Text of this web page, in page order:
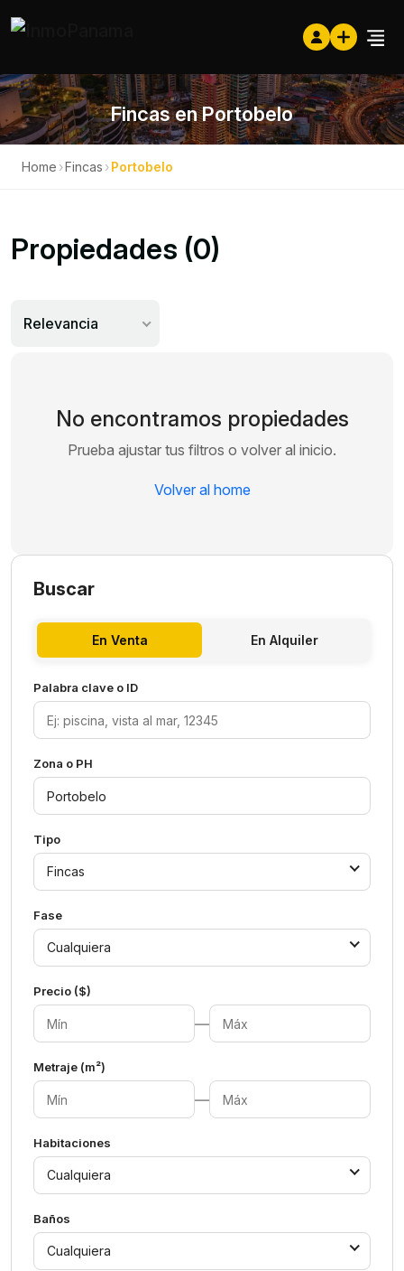
Fincas en Portobelo
Home ›Fincas ›Portobelo
Propiedades (0)
Relevancia
No encontramos propiedades
Prueba ajustar tus filtros o volver al inicio.
Volver al home
Buscar
En Venta En Alquiler
Palabra clave o ID
Zona o PH
Tipo
Fincas
Fase
Cualquiera
Precio ($)
—
Metraje (m²)
—
Habitaciones
Cualquiera
Baños
Cualquiera